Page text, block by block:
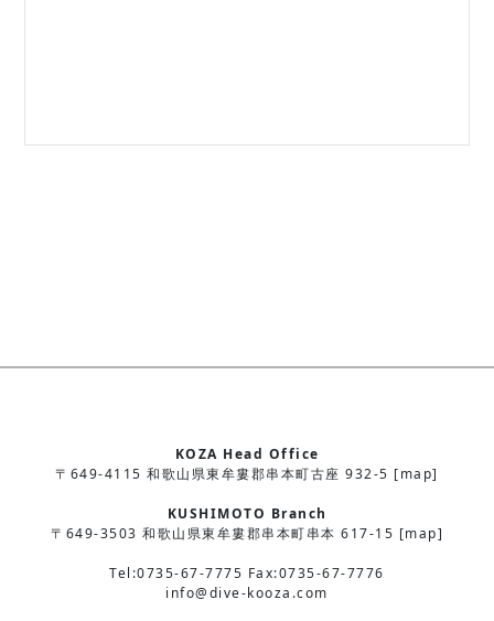
KOZA Head Office
〒649-4115 和歌山県東牟婁郡串本町古座 932-5 [map]
KUSHIMOTO Branch
〒649-3503 和歌山県東牟婁郡串本町串本 617-15 [map]
Tel:0735-67-7775 Fax:0735-67-7776
info@dive-kooza.com